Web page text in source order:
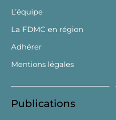
L’équipe
La FDMC en région
Adhérer
Mentions légales
Publications